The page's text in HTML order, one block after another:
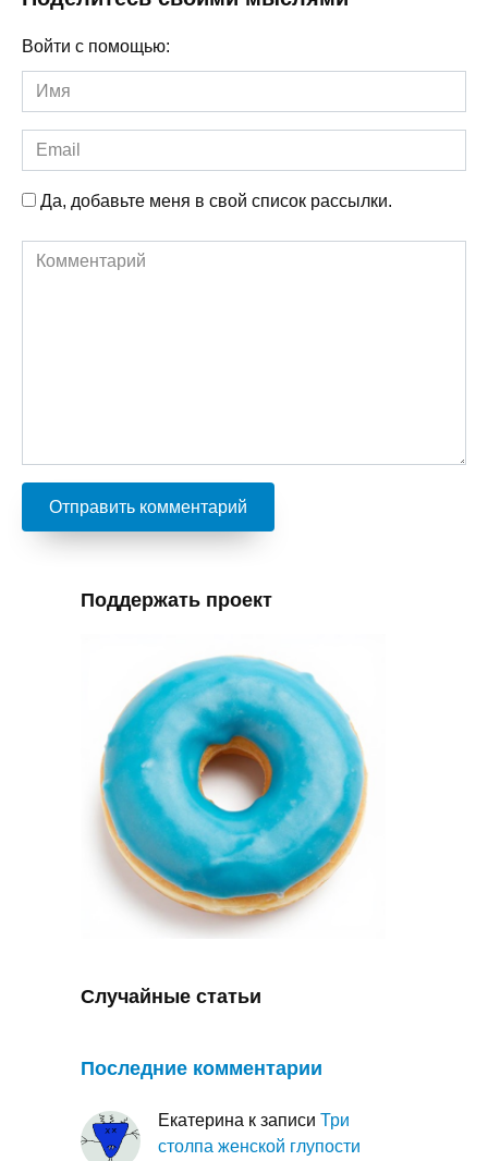
Войти с помощью:
Имя
Email
Да, добавьте меня в свой список рассылки.
Комментарий
Поддержать проект
Случайные статьи
Последние комментарии
Екатерина к записи Три
столпа женской глупости